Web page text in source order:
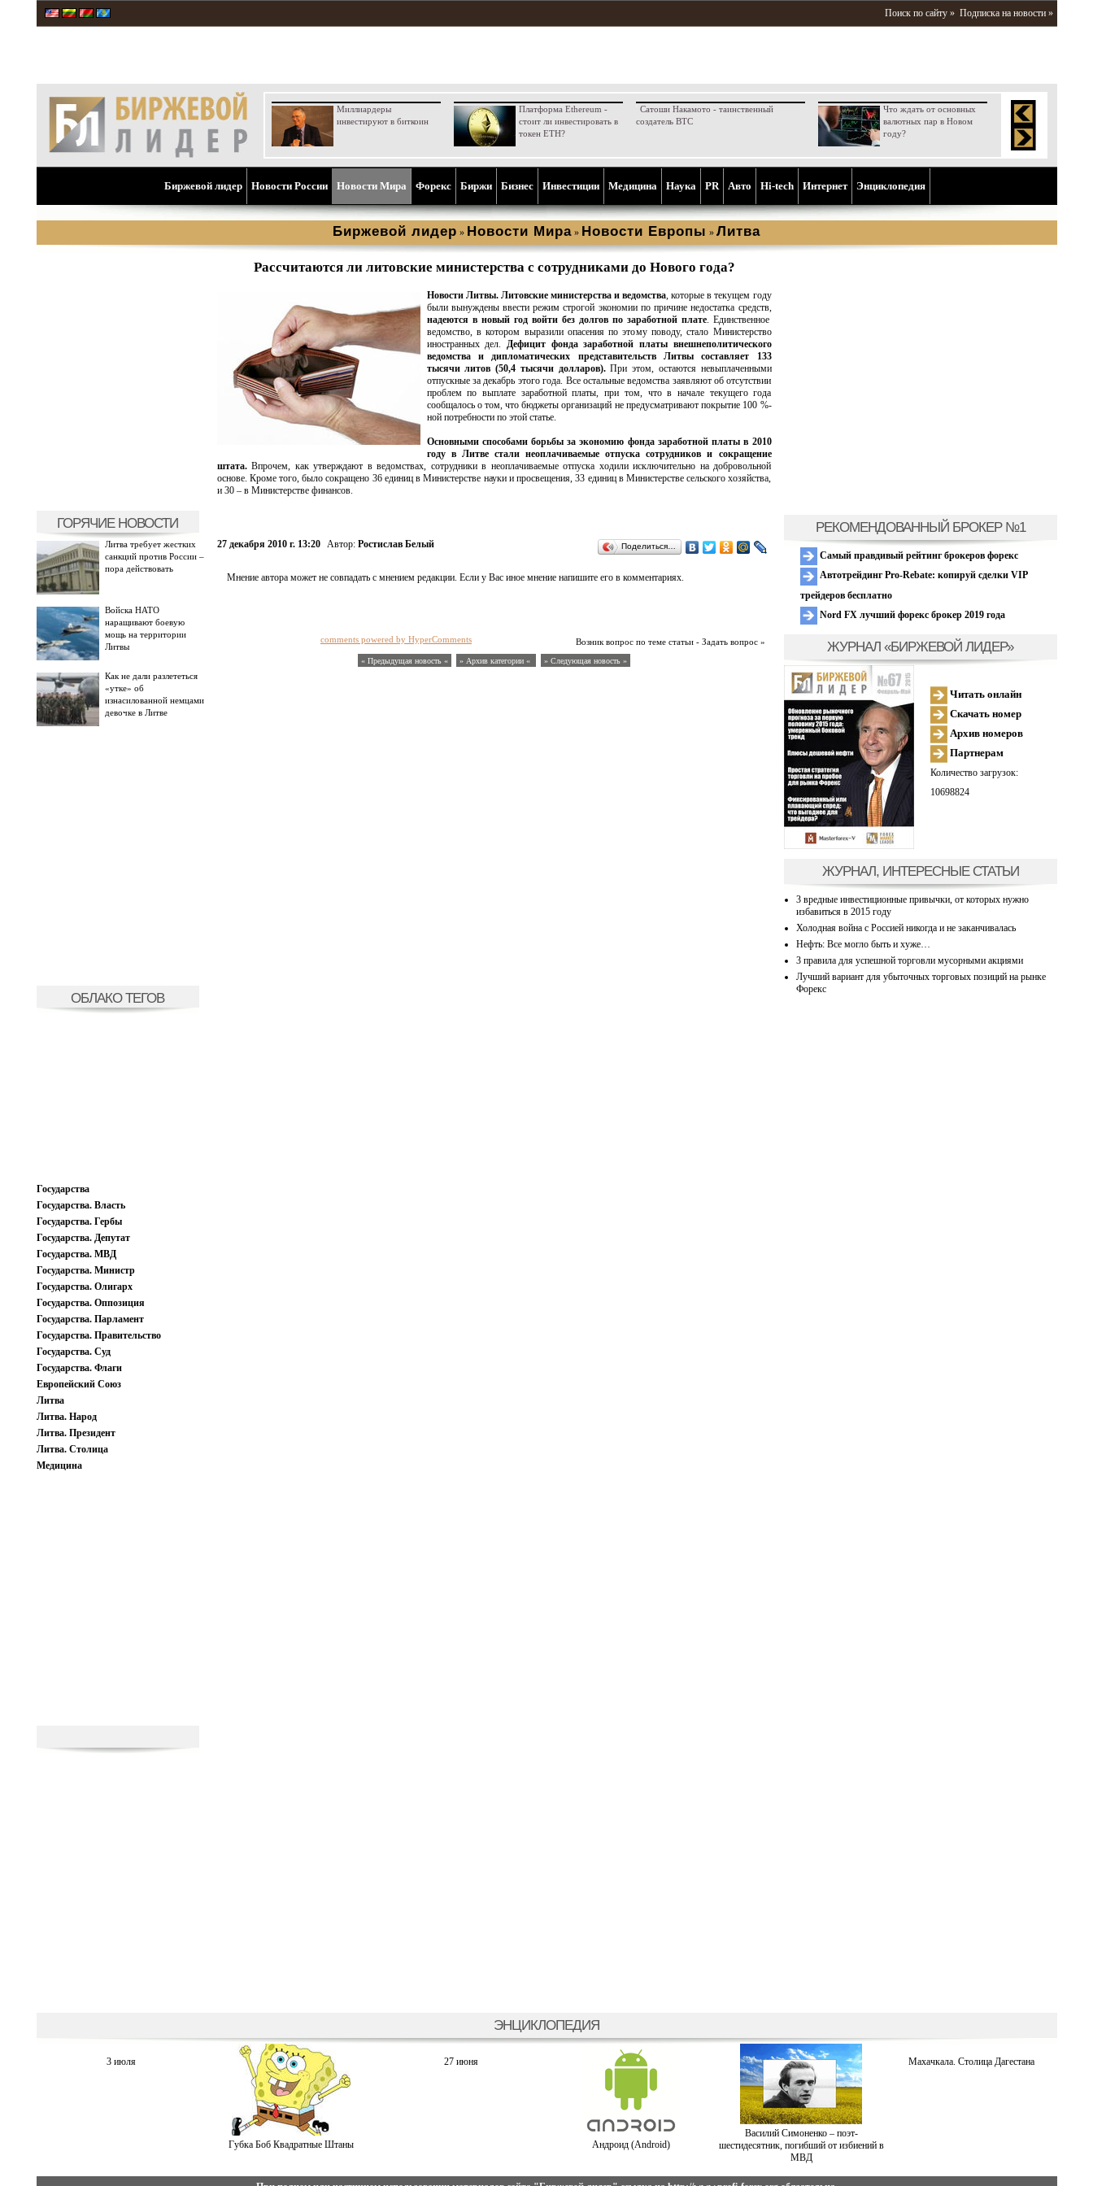
Поиск по сайту » Подписка на новости »
Миллиардеры
инвестируют в биткоин
Платформа Ethereum -
стоит ли инвестировать в
токен ETH?
Сатоши Накамото - таинственный
создатель BTC
Что ждать от основных
валютных пар в Новом
году?
Биржевой лидер Новости России Новости Мира Форекс Биржи Бизнес Инвестиции Медицина Наука PR Aвто Hi-tech Интернет Энциклопедия
Биржевой лидер » Новости Мира » Новости Европы » Литва
ГОРЯЧИЕ НОВОСТИ
Литва требует жестких
санкций против России –
пора действовать
Войска НАТО
наращивают боевую
мощь на территории
Литвы
Как не дали разлететься
«утке» об
изнасилованной немцами
девочке в Литве
ОБЛАКО ТЕГОВ
Государства
Государства. Власть
Государства. Гербы
Государства. Депутат
Государства. МВД
Государства. Министр
Государства. Олигарх
Государства. Оппозиция
Государства. Парламент
Государства. Правительство
Государства. Суд
Государства. Флаги
Европейский Союз
Литва
Литва. Народ
Литва. Президент
Литва. Столица
Медицина
Рассчитаются ли литовские министерства с сотрудниками до Нового года?
Новости Литвы. Литовские министерства и ведомства, которые в текущем году
были вынуждены ввести режим строгой экономии по причине недостатка средств,
надеются в новый год войти без долгов по заработной плате. Единственное
ведомство, в котором выразили опасения по этому поводу, стало Министерство
иностранных дел. Дефицит фонда заработной платы внешнеполитического
ведомства и дипломатических представительств Литвы составляет 133
тысячи литов (50,4 тысячи долларов).При этом, остаются невыплаченными
отпускные за декабрь этого года. Все остальные ведомства заявляют об отсутствии
проблем по выплате заработной платы, при том, что в начале текущего года
сообщалось о том, что бюджеты организаций не предусматривают покрытие 100 %-
ной потребности по этой статье.
Основными способами борьбы за экономию фонда заработной платы в 2010
году в Литве стали неоплачиваемые отпуска сотрудников и сокращение
штата.Впрочем, как утверждают в ведомствах, сотрудники в неоплачиваемые отпуска ходили исключительно на добровольной
основе. Кроме того, было сокращено 36 единиц в Министерстве науки и просвещения, 33 единиц в Министерстве сельского хозяйства,
и 30 – в Министерстве финансов.
27 декабря 2010 г. 13:20 Автор: Ростислав Белый Поделиться…
Мнение автора может не совпадать с мнением редакции. Если у Вас иное мнение напишите его в комментариях.
Возник вопрос по теме статьи - Задать вопрос »
comments powered by HyperComments
« Предыдущая новость « » Архив категории « » Следующая новость »
РЕКОМЕНДОВАННЫЙ БРОКЕР №1
Самый правдивый рейтинг брокеров форекс
Автотрейдинг Pro-Rebate: копируй сделки VIP
трейдеров бесплатно
Nord FX лучший форекс брокер 2019 года
ЖУРНАЛ «БИРЖЕВОЙ ЛИДЕР»
Читать онлайн
Скачать номер
Архив номеров
Партнерам
Количество загрузок:
10698824
ЖУРНАЛ, ИНТЕРЕСНЫЕ СТАТЬИ
3 вредные инвестиционные привычки, от которых нужно
избавиться в 2015 году
Холодная война с Россией никогда и не заканчивалась
Нефть: Все могло быть и хуже…
3 правила для успешной торговли мусорными акциями
Лучший вариант для убыточных торговых позиций на рынке
Форекс
ЭНЦИКЛОПЕДИЯ
3 июля
Губка Боб Квадратные Штаны
27 июня
Андроид (Android)
Василий Симоненко – поэт-
шестидесятник, погибший от избиений в
МВД
Махачкала. Столица Дагестана